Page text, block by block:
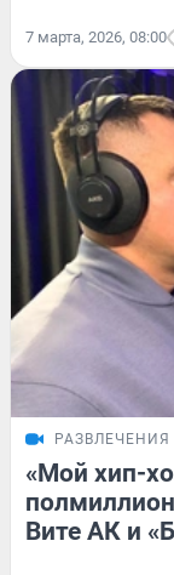
7 марта, 2026, 08:00
РАЗВЛЕЧЕНИЯ
«Мой хип-
Вите АК и